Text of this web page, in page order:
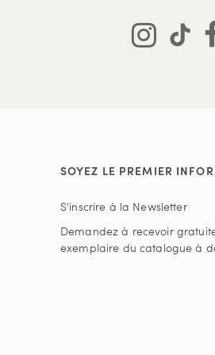
SOYEZ LE PREMIER
S'inscrire à la Newsletter
Demandez à recevoir
exemplaire du catalogue à